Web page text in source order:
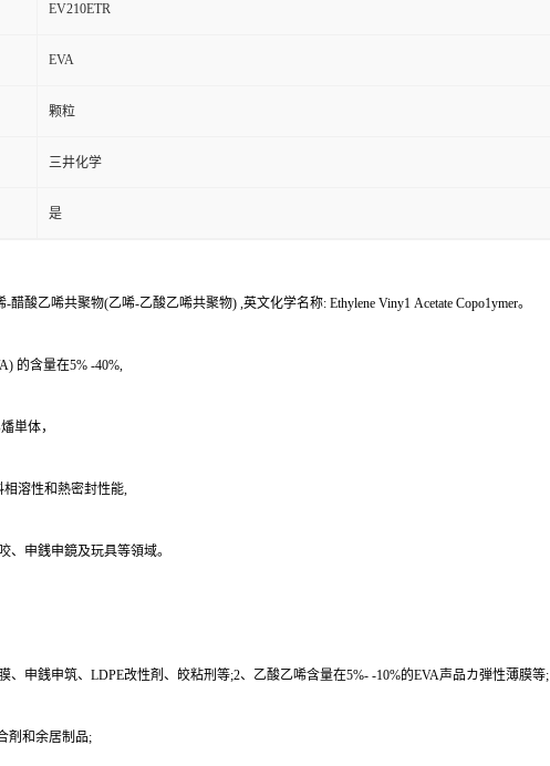
EV210ETR
EVA
颗粒
三井化学
是
酸乙唏共聚物(乙唏-乙酸乙唏共聚物) ,英文化学名称: Ethylene Viny1 Acetate Copo1ymer。
的含量在5% -40%,
単体，
溶性和熱密封性能,
、申銭申鏡及玩具等領域。
、申銭申筑、LDPE改性剤、皎粘刑等;2、乙酸乙唏含量在5%- -10%的EVA声品カ弾性薄膜等;
剤和余居制品;